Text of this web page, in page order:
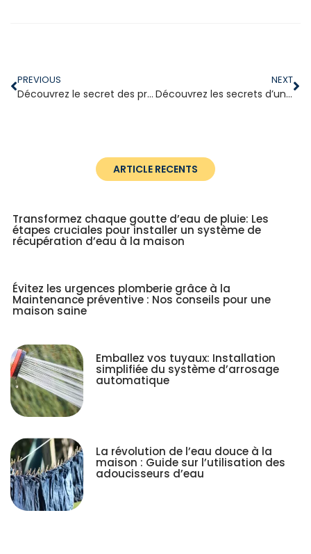
PREVIOUS
Découvrez le secret des pros pour des canalisations impeccables à la maison !
NEXT
Découvrez les secrets d’un plombier expérimenté pour une maison sans soucis !
ARTICLE RECENTS
Transformez chaque goutte d’eau de pluie: Les
étapes cruciales pour installer un système de
récupération d’eau à la maison
Évitez les urgences plomberie grâce à la
Maintenance préventive : Nos conseils pour une
maison saine
Emballez vos tuyaux: Installation
simplifiée du système d’arrosage
automatique
La révolution de l’eau douce à la
maison : Guide sur l’utilisation des
adoucisseurs d’eau